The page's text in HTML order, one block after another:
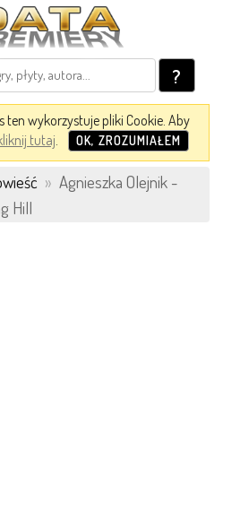
?
ten wykorzystuje pliki Cookie. Aby
tutaj. OK, ZROZUMIAŁEM
» Agnieszka Olejnik -
Hill